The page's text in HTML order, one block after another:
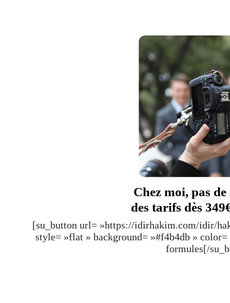
Chez moi, pas
des tarifs dès
[su_button url= »https://idirhakim.com/idir/
style= »flat » background= »#f4b4db » color=
formules[/